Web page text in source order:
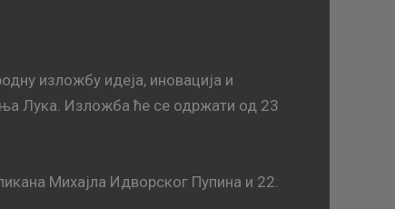
изложбу идеја, иновација и
Лука. Изложба ће се одржати од 23
Михајла Идворског Пупина и 22.